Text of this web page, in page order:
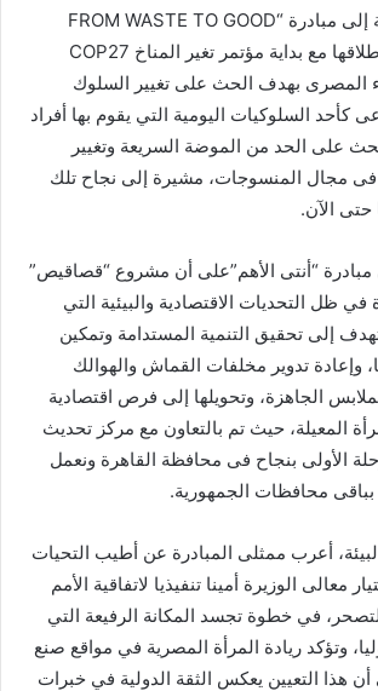
وأشارت وزيرة البيئة إلى مبادرة “FROM WASTE TO GOOD
TASTE” والتى تم إطلاقها مع بداية مؤتمر تغير المناخ COP27
المصرى بهدف الحث على تغيير السلوك
كأحد السلوكيات اليومية التي يقوم بها أفراد
على الحد من الموضة السريعة وتغيير
فى مجال المنسوجات، مشيرة إلى نجاح تلك
حتى الآن.
مبادرة “أنتى الأهم”على أن مشروع “قصاقيص”
ظل التحديات الاقتصادية والبيئية التي
تهدف إلى تحقيق التنمية المستدامة وتمكين
وإعادة تدوير مخلفات القماش والهوالك
الجاهزة، وتحويلها إلى فرص اقتصادية
المعيلة، حيث تم بالتعاون مع مركز تحديث
الأولى بنجاح فى محافظة القاهرة ونعمل
محافظات الجمهورية.
أعرب ممثلى المبادرة عن أطيب التحيات
معالى الوزيرة أمينا تنفيذيا لاتفاقية الأمم
في خطوة تجسد المكانة الرفيعة التي
وتؤكد ريادة المرأة المصرية في مواقع صنع
هذا التعيين يعكس الثقة الدولية في خبرات